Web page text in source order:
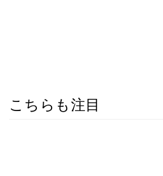
こちらも注目